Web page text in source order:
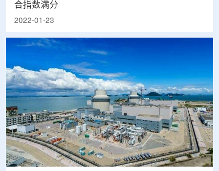
合指数满分
2022-01-23